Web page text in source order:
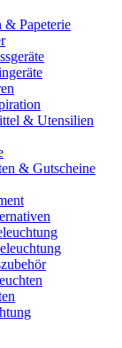
& Papeterie
& Utensilien
& Gutscheine